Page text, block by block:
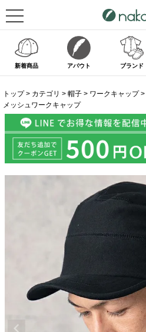
新着商品 アバウト ブランド
トップ カテゴリ 帽子 ワークキャップ
メッシュワークキャップ